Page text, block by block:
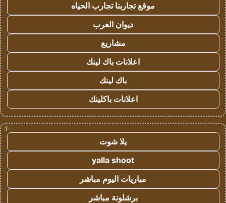
موقع تجاربنا تجارب الحياه
ديوان العرب
مشاريع
اعلانات باك لينك
باك لينك
اعلانات باكلينك
!
يلا شوت
yalla shoot
مباريات اليوم مباشر
برشلونة مباشر